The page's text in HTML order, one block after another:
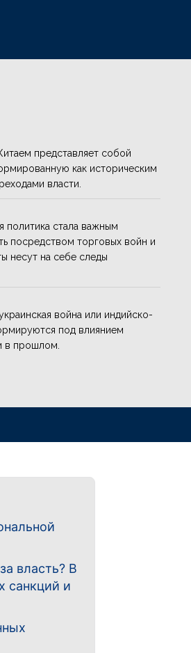
представляет собой
как историческим
власти.
политика стала важным
посредством торговых войн и
несут на себе следы
война или индийско-
под влиянием
в прошлом.
власть? В
санкций и